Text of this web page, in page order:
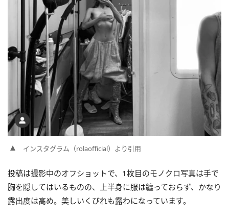
インスタグラム（rolaofficial）より引用
投稿は撮影中のオフショットで、1枚目のモノクロ写真は手で
胸を隠してはいるものの、上半身に服は纏っておらず、かなり
露出度は高め。美しいくびれも露わになっています。